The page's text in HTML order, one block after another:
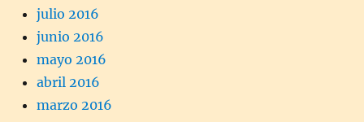
julio 2016
junio 2016
mayo 2016
abril 2016
marzo 2016